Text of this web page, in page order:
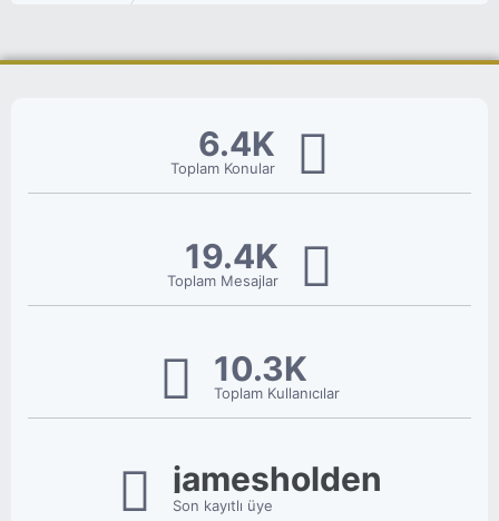
6.4K
Toplam Konular
19.4K
Toplam Mesajlar
10.3K
Toplam Kullanıcılar
jamesholden
Son kayıtlı üye